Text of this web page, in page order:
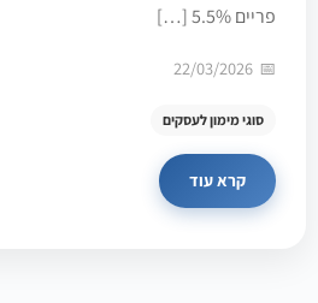
פריים 5.5% […]
22/03/2026
סוגי מימון לעסקים
קרא עוד